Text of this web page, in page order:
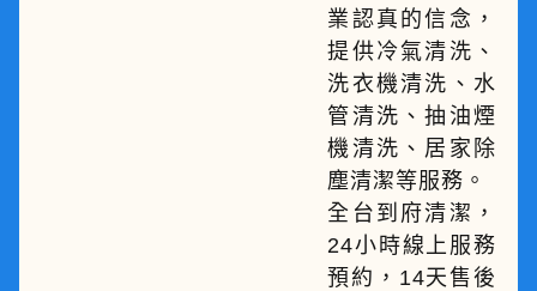
業認真的信念，
提供冷氣清洗、
洗衣機清洗、水
管清洗、抽油煙
機清洗、居家除
塵清潔等服務。
全台到府清潔，
24小時線上服務
預約，14天售後